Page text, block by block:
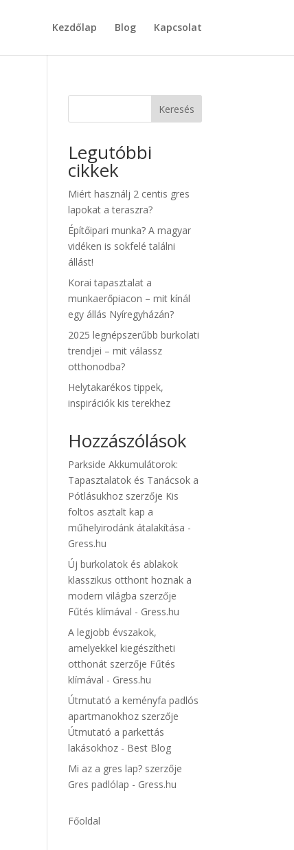
Kezdőlap Blog Kapcsolat
Keresés
Legutóbbi
cikkek
Miért használj 2 centis gres
lapokat a teraszra?
Építőipari munka? A magyar
vidéken is sokfelé találni
állást!
Korai tapasztalat a
munkaerőpiacon – mit kínál
egy állás Nyíregyházán?
2025 legnépszerűbb burkolati
trendjei – mit válassz
otthonodba?
Helytakarékos tippek,
inspirációk kis terekhez
Hozzászólások
Parkside Akkumulátorok:
Tapasztalatok és Tanácsok a
Pótlásukhoz szerzője Kis
foltos asztalt kap a
műhelyirodánk átalakítása -
Gress.hu
Új burkolatok és ablakok
klasszikus otthont hoznak a
modern világba szerzője
Fűtés klímával - Gress.hu
A legjobb évszakok,
amelyekkel kiegészítheti
otthonát szerzője Fűtés
klímával - Gress.hu
Útmutató a keményfa padlós
apartmanokhoz szerzője
Útmutató a parkettás
lakásokhoz - Best Blog
Mi az a gres lap? szerzője
Gres padlólap - Gress.hu
Főoldal